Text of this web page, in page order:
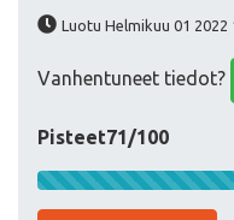
Luotu Helmikuu 01 2022
Vanhentuneet tiedot?
Pisteet71/100